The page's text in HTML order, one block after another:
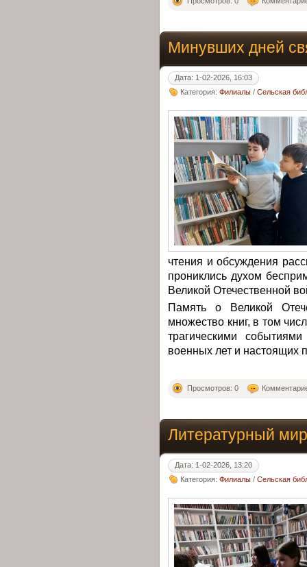
Минувших дней
Дата: 1-02-2026, 16:03
Категория: Филиалы / Сельская
чтения и обсуждения
прониклись духом
Великой Отечественной
Память о Великой
множество книг, в том
трагическими
военных лет и настоящих
Просмотров: 0
Литературный
Дата: 1-02-2026, 13:20
Категория: Филиалы / Сельская